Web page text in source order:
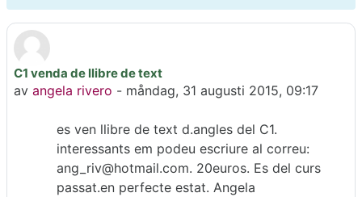
C1 venda de llibre de text
av angela rivero - måndag, 31 augusti 2015, 09:17
Antal svar: 0
es ven llibre de text d.angles del C1.
interessants em podeu escriure al correu:
ang_riv@hotmail.com. 20euros. Es del curs
passat.en perfecte estat. Angela